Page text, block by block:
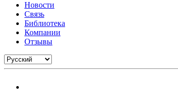
Новости
Связь
Библиотека
Компании
Отзывы